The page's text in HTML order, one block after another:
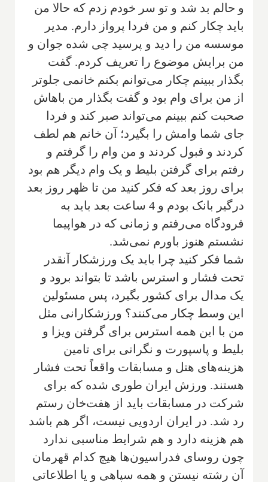
و حالم بد شد و تو سر خودم زدم که حالا من
باید چکار کنم و من فردا پرواز دارم. مدیر
موسسه من را دید و پرسید چی شده جوان و
من برایش موضوع را تعریف کردم‌. گفت
بگذار ببینم چکار می‌توانم بکنم خانمی جلوتر
از من برای وام بود و گفت بگذار من باهاش
صحبت کنم ببینم می‌تواند صبر کند و فردا
جای شما وامش را بگیرد؛ آن خانم هم لطف
کردند و قبول کردند و من وام را گرفتم و
رفتم برای گرفتن بلیط و یک وام دیگر هم بود
برای روز بعد که فکر کنید من تا ظهر روز بعد
درگیر بانک بودم و 4 ساعت بعد باید به
فرودگاه می‌رفتم و زمانی که در هواپیما
نشستم هنوز باورم نمی‌شد.‌
‌شما فکر کنید چرا باید یک ورزشکار آنقدر
تحت فشار و استرس باشد تا بتواند برود و
یک مدال برای کشور بگیرد، پس مسئولین
این وسط چکار می‌کنند؟ ورزشکارانی مثل
من با این همه استرس برای گرفتن ویزا و
بلیط و پاسپورت و نگرانی برای تامین
هزینه‌های هتل و مسابقات واقعاً تحت فشار
هستند. ورزش ایران طوری شده که برای
شرکت در مسابقات باید از هفت‌خان رستم
رد شد. در ایران اردویی نیست، اگر هم باشد
هم هزینه دارد و هم شرایط مناسبی ندارد
چون روسای فدراسیون‌ها هیچ کدام قهرمان
آن رشته نیستن و همه سپاهی و یا اطلاعاتی